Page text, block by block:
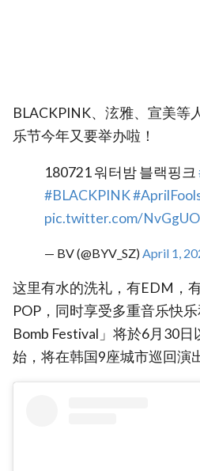
BLACKPINK、泫雅、宣美等
乐节今年又要举办啦！
180721 워터밤 블랙핑크
#BLACKPINK
pic.twitter.com/
— BV (@BYV_SZ) April 1,
这里有水的洗礼，有EDM，
POP，同时享受多重音乐快
Bomb Festival」将於6月30
始，将在韩国9座城市巡回演